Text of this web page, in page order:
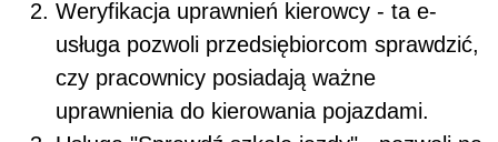
Weryfikacja uprawnień kierowcy - ta e-
usługa pozwoli przedsiębiorcom sprawdzić,
czy pracownicy posiadają ważne
uprawnienia do kierowania pojazdami.